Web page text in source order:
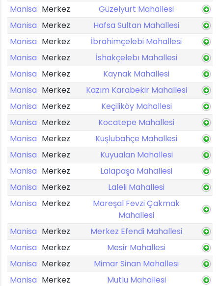
Manisa Merkez
Güzelyurt Mahallesi
Manisa Merkez
Hafsa Sultan Mahallesi
Manisa Merkez
İbrahimçelebi Mahallesi
Manisa Merkez
İshakçelebı Mahallesi
Manisa Merkez
Kaynak Mahallesi
Manisa Merkez
Kazım Karabekir Mahallesi
Manisa Merkez
Keçiliköy Mahallesi
Manisa Merkez
Kocatepe Mahallesi
Manisa Merkez
Kuşlubahçe Mahallesi
Manisa Merkez
Kuyualan Mahallesi
Manisa Merkez
Lalapaşa Mahallesi
Manisa Merkez
Laleli Mahallesi
Manisa Merkez
Mareşal Fevzi Çakmak
Mahallesi
Manisa Merkez
Merkez Efendi Mahallesi
Manisa Merkez
Mesir Mahallesi
Manisa Merkez
Mimar Sinan Mahallesi
Manisa Merkez
Mutlu Mahallesi